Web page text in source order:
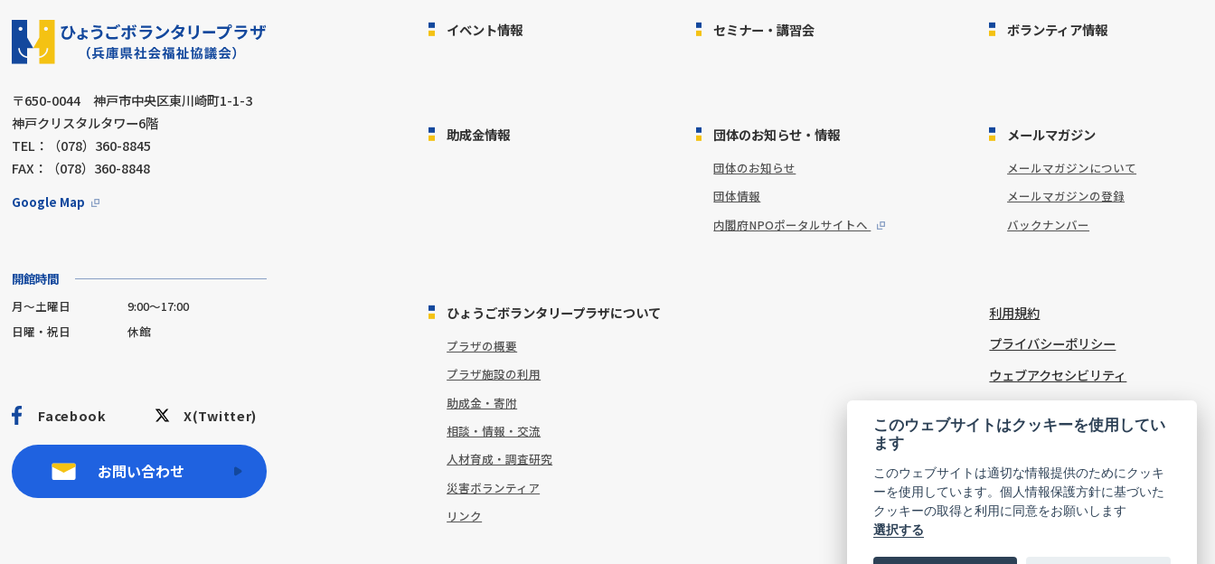
〒650-0044 神戸市中央区東川崎町1-1-3
神戸クリスタルタワー6階
TEL：（078）360-8845
FAX：（078）360-8848
Google Map
開館時間
月～土曜日
9:00～17:00
日曜・祝日
休館
Facebook X(Twitter)
お問い合わせ
イベント情報 セミナー・講習会 ボランティア情報
助成金情報 団体のお知らせ・情報
団体のお知らせ
団体情報
内閣府NPOポータルサイトへ
メールマガジン
メールマガジンについて
メールマガジンの登録
バックナンバー
ひょうごボランタリープラザについて
プラザの概要
プラザ施設の利用
助成金・寄附
相談・情報・交流
人材育成・調査研究
災害ボランティア
リンク
利用規約
プライバシーポリシー
ウェブアクセシビリティ
Cookie Settings
このウェブサイトはクッキーを使用してい
ます
このウェブサイトは適切な情報提供のためにクッキ
ーを使用しています。個人情報保護方針に基づいた
クッキーの取得と利用に同意をお願いします
選択する